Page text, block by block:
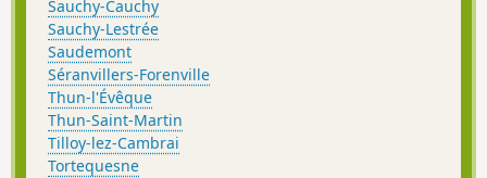
Sauchy-Cauchy
Sauchy-Lestrée
Saudemont
Séranvillers-Forenville
Thun-l'Évêque
Thun-Saint-Martin
Tilloy-lez-Cambrai
Tortequesne